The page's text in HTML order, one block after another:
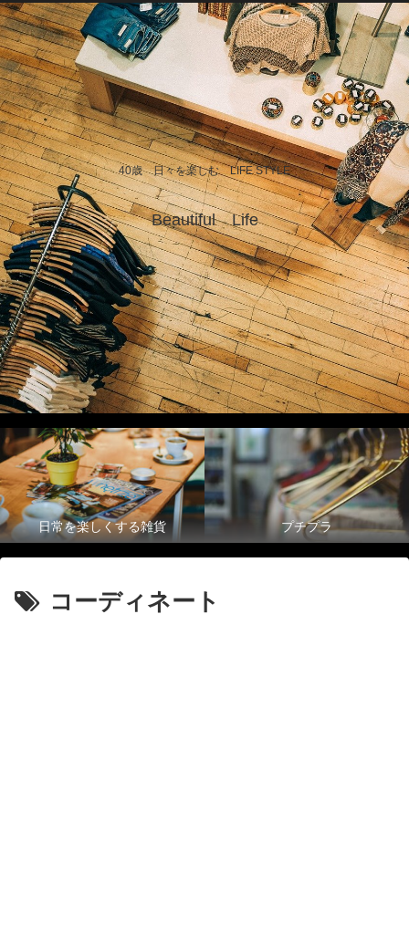
40歳 日々を楽しむ LIFE STYLE
Beautiful Life
日常を楽しくする雑貨 プチプラ
コーディネート